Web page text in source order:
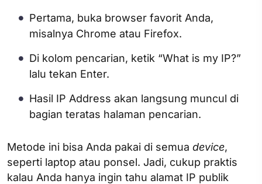
Pertama, buka browser favorit Anda,
misalnya Chrome atau Firefox.
Di kolom pencarian, ketik “What is my IP?”
lalu tekan Enter.
Hasil IP Address akan langsung muncul di
bagian teratas halaman pencarian.
Metode ini bisa Anda pakai di semua device,
seperti laptop atau ponsel. Jadi, cukup praktis
kalau Anda hanya ingin tahu alamat IP publik